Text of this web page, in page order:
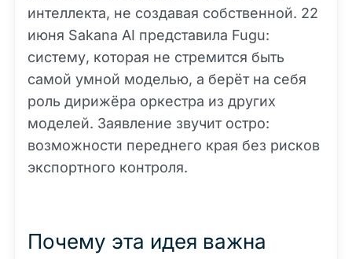
интеллекта, не создавая собственной. 22
июня Sakana AI представила Fugu:
систему, которая не стремится быть
самой умной моделью, а берёт на себя
роль дирижёра оркестра из других
моделей. Заявление звучит остро:
возможности переднего края без рисков
экспортного контроля.
Почему эта идея важна